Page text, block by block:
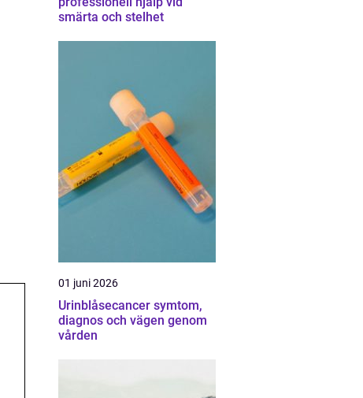
smärta och stelhet
01 juni 2026
Urinblåsecancer symtom,
diagnos och vägen genom
vården